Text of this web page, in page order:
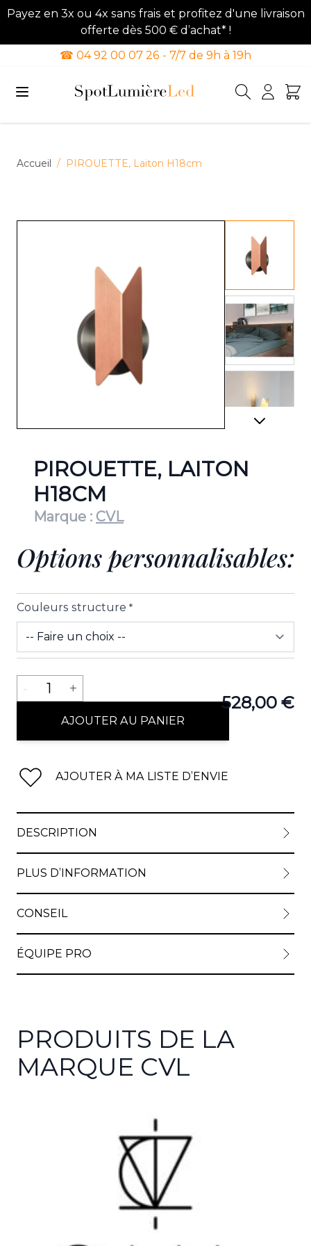
Payez en 3x ou 4x sans frais et profitez d'une livraison
offerte dès 500 € d’achat* !
☎ 04 92 00 07 26 - 7/7 de 9h à 19h
Accueil / PIROUETTE, Laiton H18cm
View
PIROUETTE, LAITON
H18CM
Marque : CVL
Options personnalisables:
Couleurs structure *
528,00 €
Quantité
- 1 +
AJOUTER AU PANIER
AJOUTER À MA LISTE D’ENVIE
DESCRIPTION
PLUS D’INFORMATION
CONSEIL
ÉQUIPE PRO
PRODUITS DE LA
MARQUE CVL